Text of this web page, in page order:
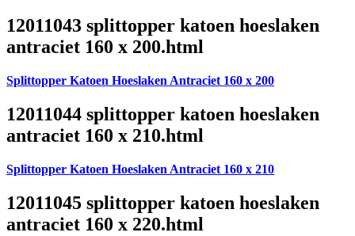
12011043 splittopper katoen hoeslaken
antraciet 160 x 200.html
Splittopper Katoen Hoeslaken Antraciet 160 x 200
12011044 splittopper katoen hoeslaken
antraciet 160 x 210.html
Splittopper Katoen Hoeslaken Antraciet 160 x 210
12011045 splittopper katoen hoeslaken
antraciet 160 x 220.html